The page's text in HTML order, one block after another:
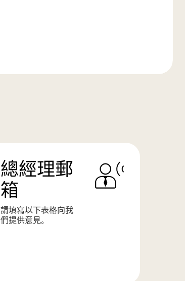
總經理郵
箱
請填寫以下表格向我
們提供意見。